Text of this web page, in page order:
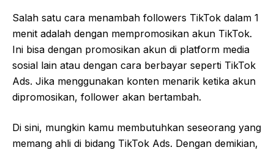
Salah satu cara menambah followers TikTok dalam 1
menit adalah dengan mempromosikan akun TikTok.
Ini bisa dengan promosikan akun di platform media
sosial lain atau dengan cara berbayar seperti TikTok
Ads. Jika menggunakan konten menarik ketika akun
dipromosikan, follower akan bertambah.
Di sini, mungkin kamu membutuhkan seseorang yang
memang ahli di bidang TikTok Ads. Dengan demikian,